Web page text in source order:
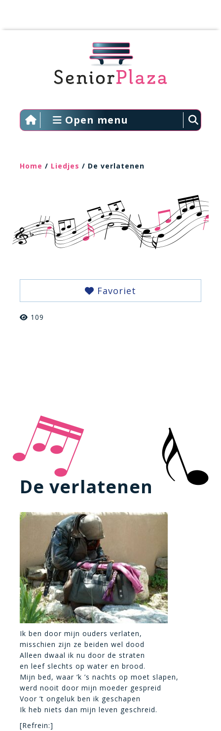
Open menu
Home / Liedjes / De verlatenen
Favoriet
109
De verlatenen
Ik ben door mijn ouders verlaten,
misschien zijn ze beiden wel dood
Alleen dwaal ik nu door de straten
en leef slechts op water en brood.
Mijn bed, waar ‘k ’s nachts op moet slapen,
werd nooit door mijn moeder gespreid
Voor ’t ongeluk ben ik geschapen
Ik heb niets dan mijn leven geschreid.
[Refrein:]